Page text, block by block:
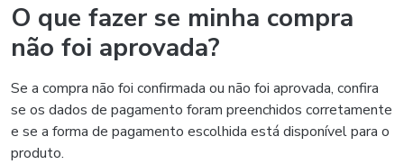
O que fazer se minha compra
não foi aprovada?
Se a compra não foi confirmada ou não foi aprovada, confira
se os dados de pagamento foram preenchidos corretamente
e se a forma de pagamento escolhida está disponível para o
produto.